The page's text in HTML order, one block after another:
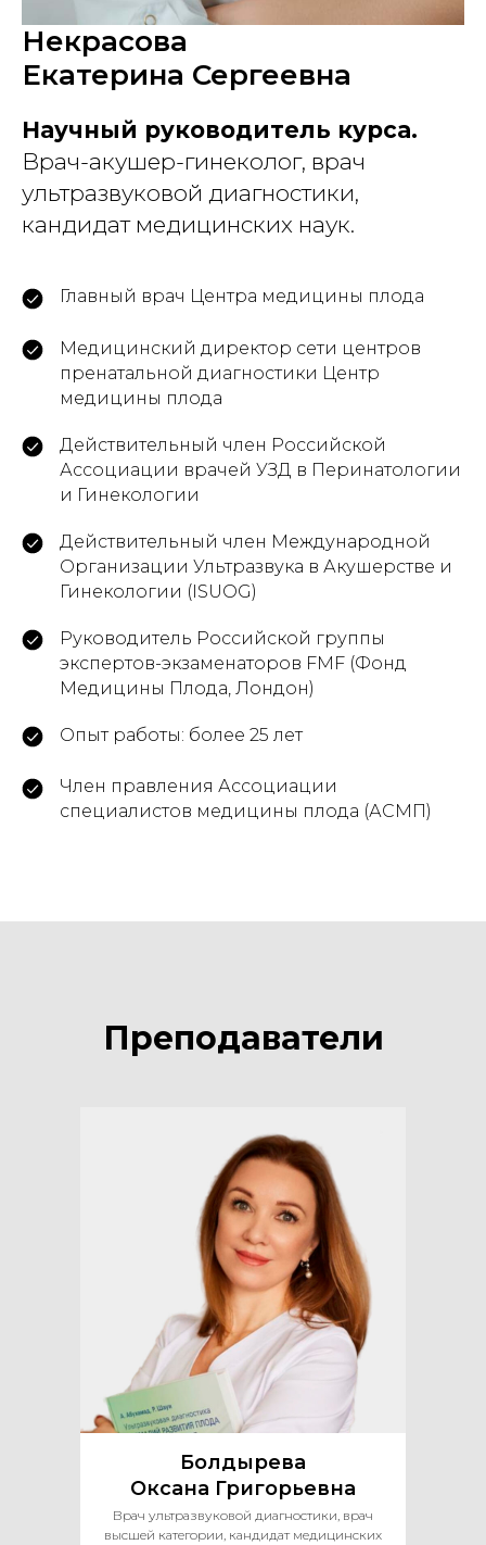
Некрасова
Екатерина Сергеевна
Научный руководитель курса.
Врач-акушер-гинеколог, врач
ультразвуковой диагностики,
кандидат медицинских наук.
Главный врач Центра медицины плода
Медицинский директор сети центров
пренатальной диагностики Центр
медицины плода
Действительный член Российской
Ассоциации врачей УЗД в Перинатологии
и Гинекологии
Действительный член Международной
Организации Ультразвука в Акушерстве и
Гинекологии (ISUOG)
Руководитель Российской группы
экспертов-экзаменаторов FMF (Фонд
Медицины Плода, Лондон)
Опыт работы: более 25 лет
Член правления Ассоциации
специалистов медицины плода (АСМП)
Преподаватели
Болдырева
Оксана Григорьевна
Врач ультразвуковой диагностики, врач
высшей категории, кандидат медицинских